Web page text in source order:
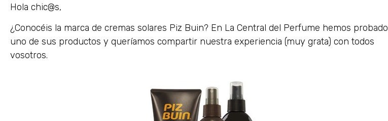
Hola chic@s,
¿Conocéis la marca de cremas solares Piz Buin? En La Central del Perfume hemos probado
uno de sus productos y queríamos compartir nuestra experiencia (muy grata) con todos
vosotros.